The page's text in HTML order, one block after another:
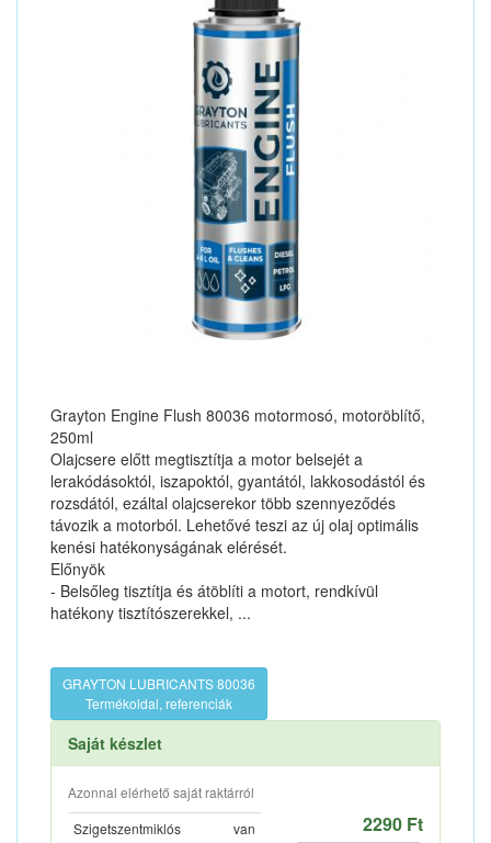
Grayton Engine Flush 80036 motormosó, motoröblítő,
250ml
Olajcsere előtt megtisztítja a motor belsejét a
lerakódásoktól, iszapoktól, gyantától, lakkosodástól és
rozsdától, ezáltal olajcserekor több szennyeződés
távozik a motorból. Lehetővé teszi az új olaj optimális
kenési hatékonyságának elérését.
Előnyök
- Belsőleg tisztítja és átöblíti a motort, rendkívül
hatékony tisztítószerekkel, ...
GRAYTON LUBRICANTS 80036
Termékoldal, referenciák
Saját készlet
Azonnal elérhető saját raktárról
Szigetszentmiklós
van 2290 Ft